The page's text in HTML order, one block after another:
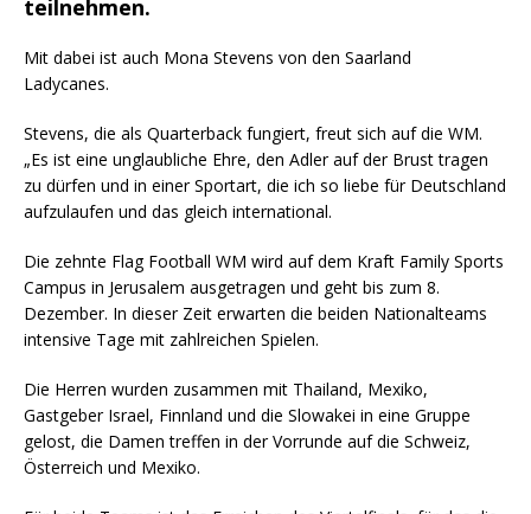
teilnehmen.
Mit dabei ist auch Mona Stevens von den Saarland
Ladycanes.
Stevens, die als Quarterback fungiert, freut sich auf die WM.
„Es ist eine unglaubliche Ehre, den Adler auf der Brust tragen
zu dürfen und in einer Sportart, die ich so liebe für Deutschland
aufzulaufen und das gleich international.
Die zehnte Flag Football WM wird auf dem Kraft Family Sports
Campus in Jerusalem ausgetragen und geht bis zum 8.
Dezember. In dieser Zeit erwarten die beiden Nationalteams
intensive Tage mit zahlreichen Spielen.
Die Herren wurden zusammen mit Thailand, Mexiko,
Gastgeber Israel, Finnland und die Slowakei in eine Gruppe
gelost, die Damen treffen in der Vorrunde auf die Schweiz,
Österreich und Mexiko.